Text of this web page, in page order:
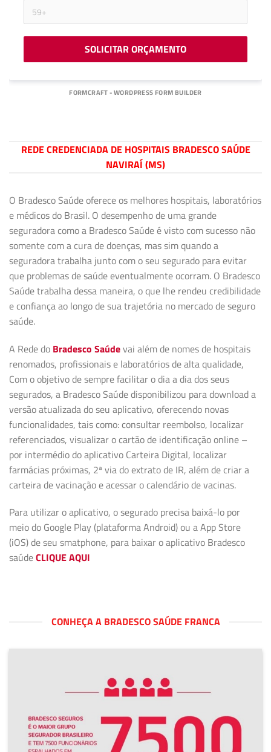
SOLICITAR ORÇAMENTO
FORMCRAFT - WORDPRESS FORM BUILDER
REDE CREDENCIADA DE HOSPITAIS BRADESCO SAÚDE
NAVIRAÍ (MS)
O Bradesco Saúde oferece os melhores hospitais, laboratórios
e médicos do Brasil. O desempenho de uma grande
seguradora como a Bradesco Saúde é visto com sucesso não
somente com a cura de doenças, mas sim quando a
seguradora trabalha junto com o seu segurado para evitar
que problemas de saúde eventualmente ocorram. O Bradesco
Saúde trabalha dessa maneira, o que lhe rendeu credibilidade
e confiança ao longo de sua trajetória no mercado de seguro
saúde.
A Rede do Bradesco Saúdevai além de nomes de hospitais
renomados, profissionais e laboratórios de alta qualidade,
Com o objetivo de sempre facilitar o dia a dia dos seus
segurados, a Bradesco Saúde disponibilizou para download a
versão atualizada do seu aplicativo, oferecendo novas
funcionalidades, tais como: consultar reembolso, localizar
referenciados, visualizar o cartão de identificação online –
por intermédio do aplicativo Carteira Digital, localizar
farmácias próximas, 2ª via do extrato de IR, além de criar a
carteira de vacinação e acessar o calendário de vacinas.
Para utilizar o aplicativo, o segurado precisa baixá-lo por
meio do Google Play (plataforma Android) ou a App Store
(iOS) de seu smatphone, para baixar o aplicativo Bradesco
saúdeCLIQUE AQUI
CONHEÇA A BRADESCO SAÚDE FRANCA